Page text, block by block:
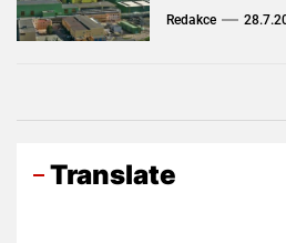
Redakce
Translate